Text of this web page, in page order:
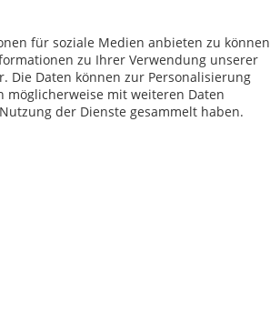
€ versandkostenfrei *
für soziale Medien anbieten zu können
zu Ihrer Verwendung unserer
Die Daten können zur Personalisierung
mit weiteren Daten
der Dienste gesammelt haben.